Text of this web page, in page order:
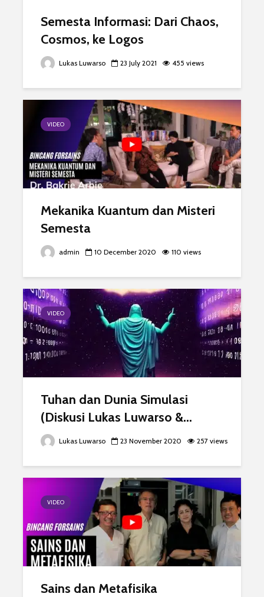
Semesta Informasi: Dari Chaos,
Cosmos, ke Logos
Lukas Luwarso 23 July 2021 455 views
VIDEO
Mekanika Kuantum dan Misteri
Semesta
admin 10 December 2020 110 views
VIDEO
Tuhan dan Dunia Simulasi
(Diskusi Lukas Luwarso &...
Lukas Luwarso 23 November 2020 257 views
VIDEO
Sains dan Metafisika